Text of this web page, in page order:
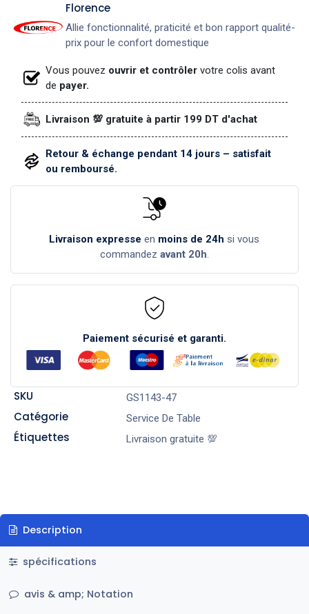
​Florence
Allie fonctionnalité, praticité et bon rapport qualité-
prix pour le confort domestique
Vous pouvez ouvrir et contrôler votre colis avant
de payer.
Livraison 💯 gratuite à partir 199 DT d'achat
Retour & échange pendant 14 jours – satisfait
ou remboursé.
Livraison expresse en moins de 24h si vous
commandez avant 20h.
Paiement sécurisé et garanti.
SKU GS1143-47
Catégorie Service De Table
Étiquettes Livraison gratuite 💯
Description
spécifications
avis & amp; Notation